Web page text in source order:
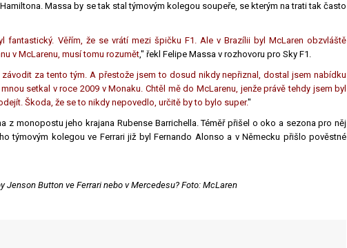
Massa by se tak stal týmovým kolegou soupeře, se kterým na trati tak často
fantastický. Věřím, že se vrátí mezi špičku F1. Ale v Brazílii byl McLaren obzvláště
v McLarenu, musí tomu rozumět," řekl Felipe Massa v rozhovoru pro Sky F1.
za tento tým. A přestože jsem to dosud nikdy nepřiznal, dostal jsem nabídku
setkal v roce 2009 v Monaku. Chtěl mě do McLarenu, jenže právě tehdy jsem byl
Škoda, že se to nikdy nepovedlo, určitě by to bylo super."
z monopostu jeho krajana Rubense Barrichella. Téměř přišel o oko a sezona pro něj
týmovým kolegou ve Ferrari již byl Fernando Alonso a v Německu přišlo pověstné
Jenson Button ve Ferrari nebo v Mercedesu? Foto: McLaren